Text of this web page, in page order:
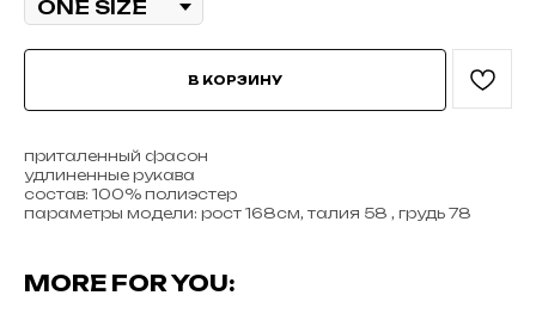
В КОРЗИНУ
приталенный фасон
удлиненные рукава
состав: 100% полиэстер
параметры модели: рост 168см, талия 58 , грудь 78
MORE FOR YOU: